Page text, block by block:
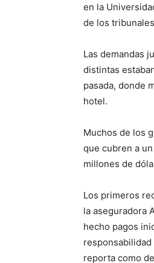
en la
de los
Las demandas
distintas
pasada, donde
hotel.
Muchos de los
que cubren a
millones de
Los primeros
la aseguradora
hecho pagos
reporta como